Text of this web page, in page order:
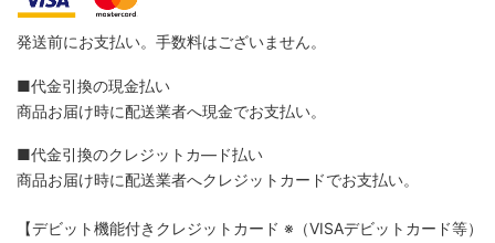
発送前にお支払い。手数料はございません。
■代金引換の現金払い
商品お届け時に配送業者へ現金でお支払い。
■代金引換のクレジットカ―ド払い
商品お届け時に配送業者へクレジットカードでお支払い。
【デビット機能付きクレジットカード ※（VISAデビットカード等）